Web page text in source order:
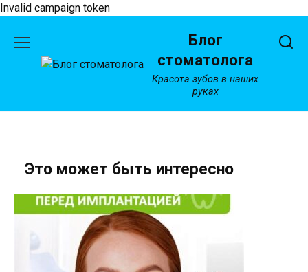
Invalid campaign token
содержанию
Блог
стоматолога
Красота зубов в наших
руках
Это может быть интересно